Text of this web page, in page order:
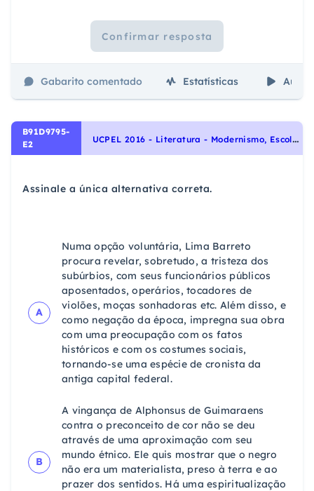
Confirmar resposta
Gabarito comentado Estatísticas Aulas
B91D9795-
E2
U
CPEL 2016 - Literatura - Modernismo, Escolas Literárias
Assinale a única alternativa correta.
A
Numa opção voluntária, Lima Barreto
procura revelar, sobretudo, a tristeza dos
subúrbios, com seus funcionários públicos
aposentados, operários, tocadores de
violões, moças sonhadoras etc. Além disso, e
como negação da época, impregna sua obra
com uma preocupação com os fatos
históricos e com os costumes sociais,
tornando-se uma espécie de cronista da
antiga capital federal.
B
A vingança de Alphonsus de Guimaraens
contra o preconceito de cor não se deu
através de uma aproximação com seu
mundo étnico. Ele quis mostrar que o negro
não era um materialista, preso à terra e ao
prazer dos sentidos. Há uma espiritualização